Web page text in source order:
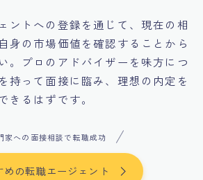
ントへの登録を通じて、現在の相
身の市場価値を確認することから
。プロのアドバイザーを味方につ
持って面接に臨み、理想の内定を
きるはずです。
家への面接相談で転職成功
めの転職エージェント